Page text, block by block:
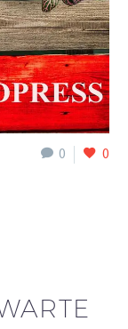
0 0